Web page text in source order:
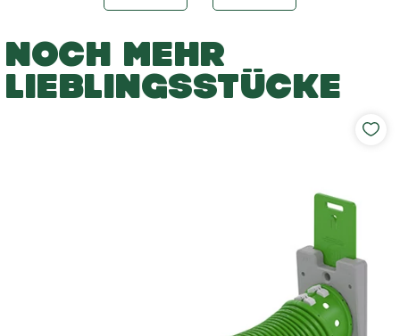
NOCH MEHR
LIEBLINGSSTÜCKE